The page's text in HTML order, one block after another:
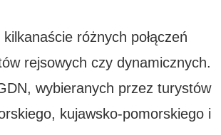
różnych połączeń
rejsowych czy dynamicznych.
wybieranych przez turystów
kujawsko-pomorskiego i